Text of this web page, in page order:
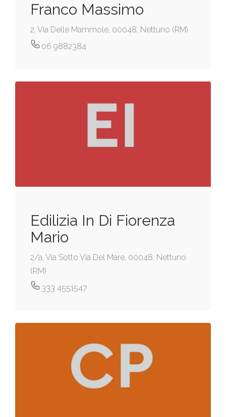
Franco Massimo
2, Via Delle Mammole, 00048, Nettuno (RM)
06 9882384
Edilizia In Di Fiorenza
Mario
2/a, Via Sotto Via Del Mare, 00048, Nettuno
(RM)
333 4551547